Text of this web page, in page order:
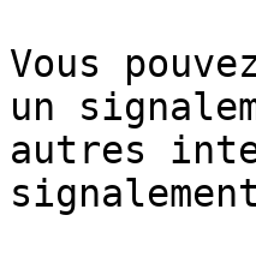
Vous
un
autres